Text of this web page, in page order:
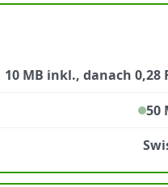
10 MB inkl., danach 0,28
50